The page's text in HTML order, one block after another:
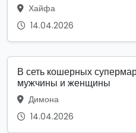
Хайфа
14.04.2026
В сеть кошерных
мужчины и женщины
Димона
14.04.2026